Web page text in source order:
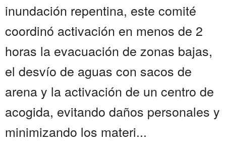
inundación repentina, este comité
coordinó activación en menos de 2
horas la evacuación de zonas bajas,
el desvío de aguas con sacos de
arena y la activación de un centro de
acogida, evitando daños personales y
minimizando los materi...